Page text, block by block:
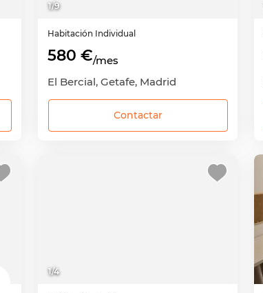
1/9
Habitación Individual
580 €/mes
El Bercial, Getafe, Madrid
Contactar
1/4